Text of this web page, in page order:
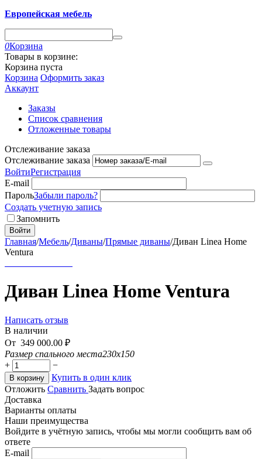
Европейская мебель
0Корзина
Товары в корзине:
Корзина пуста
Корзина Оформить заказ
Аккаунт
Заказы
Список сравнения
Отложенные товары
Отслеживание заказа
Отслеживание заказа
ВойтиРегистрация
E-mail
ПарольЗабыли пароль?
Создать учетную запись
Запомнить
Войти
Главная/Мебель/Диваны/Прямые диваны/Диван Linea Home
Ventura
Диван Linea Home Ventura
Написать отзыв
В наличии
От 349 000.00 ₽
Размер спального места230x150
+
−
В корзину
Купить в один клик
Отложить Сравнить Задать вопрос
Доставка
Варианты оплаты
Наши преимущества
Войдите в учётную запись, чтобы мы могли сообщить вам об
ответе
E-mail